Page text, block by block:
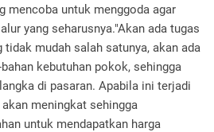
mencoba untuk menggoda agar
yang seharusnya."Akan ada tugas
tidak mudah salah satunya, akan ada
kebutuhan pokok, sehingga
di pasaran. Apabila ini terjadi
meningkat sehingga
untuk mendapatkan harga